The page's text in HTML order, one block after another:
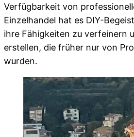
Verfügbarkeit von
Einzelhandel hat es DIY-
ihre Fähigkeiten zu verfeinern
erstellen, die früher nur von
wurden.